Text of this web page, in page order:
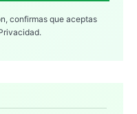
confirmas que aceptas